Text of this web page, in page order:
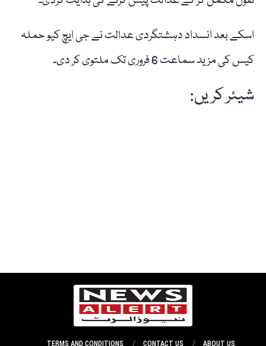
اسکے بعد انسداد دہشتگردی عدالت نے جی ایچ کیو حملہ
کیس کی مزید سماعت 6 فروری تک ملتوی کر دی۔
شیئر کریں:
ABOUT US
CONTACT US
TERMS AND CONDITIONS